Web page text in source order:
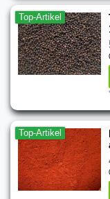
Top-Artikel
Top-Artikel